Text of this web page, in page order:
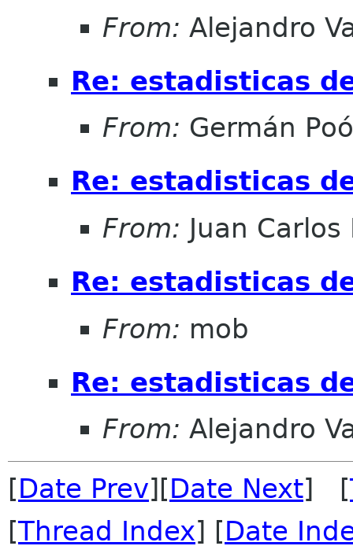
From: Alejandro
Re: estadisticas
From: Germán
Re: estadisticas
From: Juan
Re: estadisticas
From: mob
Re: estadisticas
From: Alejandro
[Date Prev][Date Next] [
[Thread Index] [Date